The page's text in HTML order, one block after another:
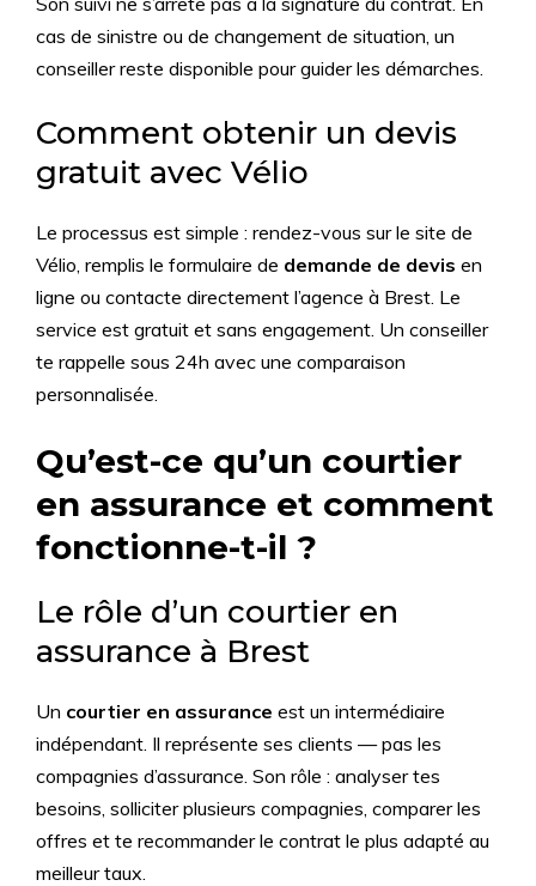
cas de sinistre ou de changement de situation, un
conseiller reste disponible pour guider les démarches.
Comment obtenir un devis
gratuit avec Vélio
Le processus est simple : rendez-vous sur le site de
Vélio, remplis le formulaire de demande de devis en
ligne ou contacte directement l’agence à Brest. Le
service est gratuit et sans engagement. Un conseiller
te rappelle sous 24h avec une comparaison
personnalisée.
Qu’est-ce qu’un courtier
en assurance et comment
fonctionne-t-il ?
Le rôle d’un courtier en
assurance à Brest
Un courtier en assurance est un intermédiaire
indépendant. Il représente ses clients — pas les
compagnies d’assurance. Son rôle : analyser tes
besoins, solliciter plusieurs compagnies, comparer les
offres et te recommander le contrat le plus adapté au
meilleur taux.